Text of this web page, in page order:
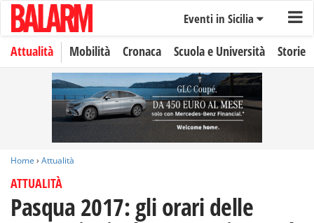
Eventi in Sicilia
Attualità Mobilità Cronaca Scuola e Università Storie
Home › Attualità
ATTUALITÀ
Pasqua 2017: gli orari delle